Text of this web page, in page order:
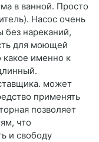
в ванной. Просто
Насос очень
нареканий,
для моющей
какое именно к
может
применять
позволяет
что
и свободу